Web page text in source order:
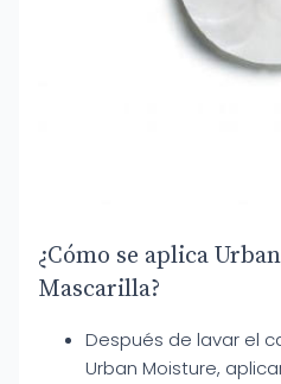
¿Cómo se aplica
Mascarilla?
Después de lavar el
Urban Moisture,